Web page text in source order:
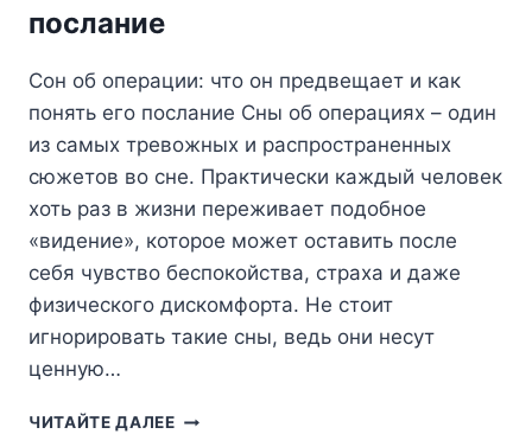
послание
Сон об операции: что он предвещает и как
понять его послание Сны об операциях – один
из самых тревожных и распространенных
сюжетов во сне. Практически каждый человек
хоть раз в жизни переживает подобное
«видение», которое может оставить после
себя чувство беспокойства, страха и даже
физического дискомфорта. Не стоит
игнорировать такие сны, ведь они несут
ценную…
ЧИТАЙТЕ ДАЛЕЕСОН